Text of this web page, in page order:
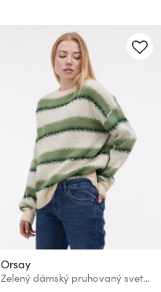
Orsay
Zelený dámský pruhovaný svetr ORSAY